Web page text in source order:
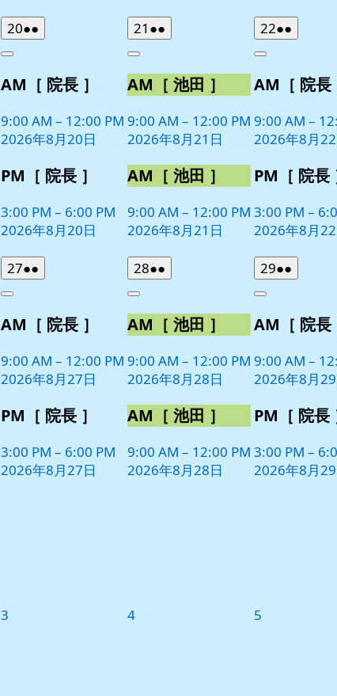
202026
年
月
日
●●
件
イ
ン
ト)
Close
AM［ 院長 ］
9:00 AM – 12:00 PM
2026年8月20日
PM［ 院長 ］
3:00 PM – 6:00 PM
2026年8月20日
21 2026
年
月
21
日
●●
件
イ
ン
ト)
Close
AM［ 池田 ］
9:00 AM – 12:00 PM
2026年8月21日
AM［ 池田 ］
9:00 AM – 12:00 PM
2026年8月21日
222026
年
月
日
●●
件
イ
ン
ト)
Close
AM［ 院長
9:00 AM –
2026年8月22
PM［ 院長
3:00 PM –
2026年8月22
272026
年
月
日
●●
件
イ
ン
ト)
Close
AM［ 院長 ］
9:00 AM – 12:00 PM
2026年8月27日
PM［ 院長 ］
3:00 PM – 6:00 PM
2026年8月27日
282026
年
月
28
日
●●
件
イ
ン
ト)
Close
AM［ 池田 ］
9:00 AM – 12:00 PM
2026年8月28日
AM［ 池田 ］
9:00 AM – 12:00 PM
2026年8月28日
292026
年
月
日
●●
件
イ
ン
ト)
Close
AM［ 院長
9:00 AM –
2026年8月29
PM［ 院長
3:00 PM –
2026年8月29
3 42026
5